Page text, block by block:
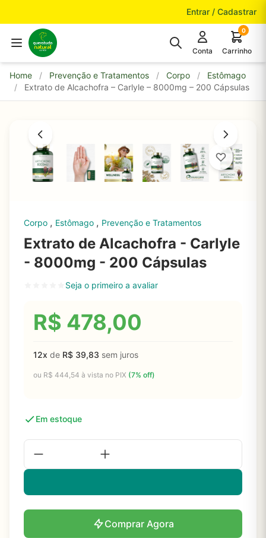
Entrar / Cadastrar
Conta
0
Carrinho
Home / Prevenção e Tratamentos / Corpo /
Estômago
/
Extrato de Alcachofra – Carlyle – 8000mg – 200 Cápsulas
Corpo , Estômago , Prevenção e Tratamentos
Extrato de Alcachofra - Carlyle
- 8000mg - 200 Cápsulas
Seja o primeiro a avaliar
R$ 478,00
12x de R$ 39,83 sem juros
ou R$ 444,54 à vista no PIX (7% off)
Em estoque
Comprar Agora